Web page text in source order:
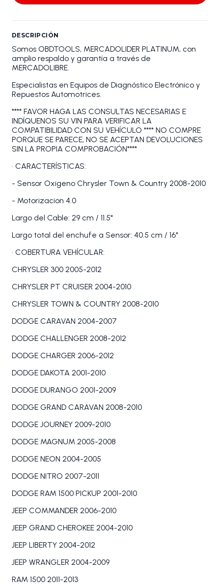
DESCRIPCIÓN
Somos OBDTOOLS, MERCADOLIDER PLATINUM, con
amplio respaldo y garantía a través de
MERCADOLIBRE.
Especialistas en Equipos de Diagnóstico Electrónico y
Repuestos Automotrices.
**** FAVOR HAGA LAS CONSULTAS NECESARIAS E
INDÍQUENOS SU VIN PARA VERIFICAR LA
COMPATIBILIDAD CON SU VEHÍCULO **** NO COMPRE
PORQUE SE PARECE, NO SE ACEPTAN DEVOLUCIONES
SIN LA PROPIA COMPROBACIÓN****
• CARACTERÍSTICAS:
- Sensor Oxigeno Chrysler Town & Country 2008-2010
- Motorizacion 4.0
Largo del Cable: 29 cm / 11.5"
Largo total del enchufe a Sensor: 40.5 cm / 16"
• COBERTURA VEHÍCULAR:
CHRYSLER 300 2005-2012
CHRYSLER PT CRUISER 2004-2010
CHRYSLER TOWN & COUNTRY 2008-2010
DODGE CARAVAN 2004-2007
DODGE CHALLENGER 2008-2012
DODGE CHARGER 2006-2012
DODGE DAKOTA 2001-2010
DODGE DURANGO 2001-2009
DODGE GRAND CARAVAN 2008-2010
DODGE JOURNEY 2009-2010
DODGE MAGNUM 2005-2008
DODGE NEON 2004-2005
DODGE NITRO 2007-2011
DODGE RAM 1500 PICKUP 2001-2010
JEEP COMMANDER 2006-2010
JEEP GRAND CHEROKEE 2004-2010
JEEP LIBERTY 2004-2012
JEEP WRANGLER 2004-2009
RAM 1500 2011-2013